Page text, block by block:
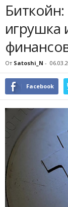
Биткойн:
игрушка
От Satoshi_N -
Facebook